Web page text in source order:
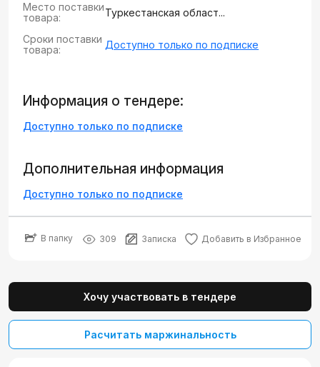
Место поставки
товара:
Туркестанская област...
Сроки поставки
товара:
Доступно только по подписке
Информация о тендере:
Доступно только по подписке
Дополнительная информация
Доступно только по подписке
В папку 309 Записка Добавить в Избранное
Хочу участвовать в тендере
Расчитать маржинальность